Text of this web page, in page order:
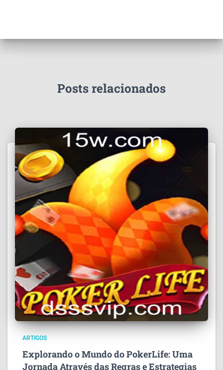
Posts relacionados
ARTIGOS
Explorando o Mundo do PokerLife: Uma
Jornada Através das Regras e Estrategias